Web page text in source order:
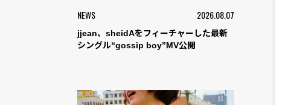
NEWS 2026.08.07
jjean、sheidAをフィーチャーした最新
シングル“gossip boy”MV公開